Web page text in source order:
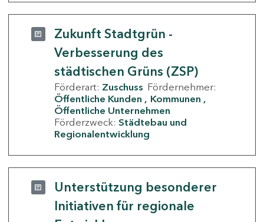
Zukunft Stadtgrün -
Verbesserung des
städtischen Grüns (ZSP)
Förderart: Zuschuss Fördernehmer:
Öffentliche Kunden
Kommunen
Öffentliche Unternehmen
Förderzweck: Städtebau und
Regionalentwicklung
Unterstützung besonderer
Initiativen für regionale